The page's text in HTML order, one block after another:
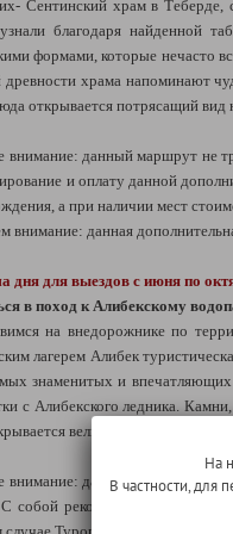
Сентинский храм в Теберде,
благодаря найденной
формами, которые нечасто
древности храма напоминают
открывается потрясащий
внимание: данный маршрут не
и оплату данной
а при наличии мест
внимание: данная
дня для выездов с июня по
в поход к Алибекскому
на внедорожнике по
лагерем Алибек
знаменитых и впечатляющих
с Алибекского ледника.
великолепный вид:
внимание: данный маршрут не
собой рекомендуем взять сух.
На
В частности, для